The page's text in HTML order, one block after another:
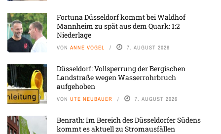
Fortuna Düsseldorf kommt bei Waldhof
Mannheim zu spät aus dem Quark: 1:2
Niederlage
VON ANNE VOGEL 7. AUGUST 2026
Düsseldorf: Vollsperrung der Bergischen
Landstraße wegen Wasserrohrbruch
aufgehoben
VON UTE NEUBAUER 7. AUGUST 2026
Benrath: Im Bereich des Düsseldorfer Südens
kommt es aktuell zu Stromausfällen